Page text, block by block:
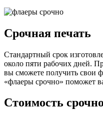
Срочная печать
Стандартный срок
около пяти рабочих дней.
вы сможете получить свои
«флаеры срочно» поможет
Стоимость